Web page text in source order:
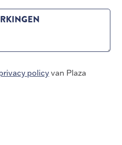
policyvan Plaza